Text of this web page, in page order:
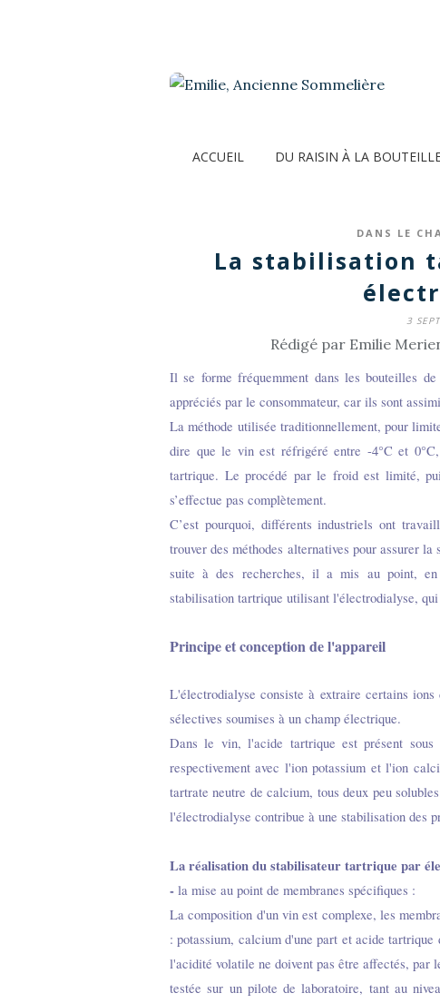
ACCUEIL DU RAISIN À LA
DANS LE
La stabilisation
3
Rédigé par Emilie
Il se forme fréquemment dans les bouteilles
appréciés par le consommateur, car ils sont
La méthode utilisée traditionnellement, pour
dire que le vin est réfrigéré entre -4°C et
tartrique. Le procédé par le froid est limité,
s’effectue pas complètement.
C’est pourquoi, différents industriels ont
trouver des méthodes alternatives pour assurer
suite à des recherches, il a mis au point,
stabilisation tartrique utilisant l'électrodialyse,
Principe et conception de l'appareil
L'électrodialyse consiste à extraire certains
sélectives soumises à un champ électrique.
Dans le vin, l'acide tartrique est présent
respectivement avec l'ion potassium et l'ion
tartrate neutre de calcium, tous deux peu
l'électrodialyse contribue à une stabilisation des
La réalisation du stabilisateur tartrique par
- la mise au point de membranes spécifiques :
La composition d'un vin est complexe, les
: potassium, calcium d'une part et acide
l'acidité volatile ne doivent pas être affectés, par
testée sur un pilote de laboratoire, tant au